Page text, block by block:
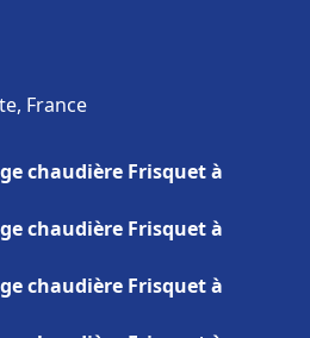
France
chaudière Frisquet à
chaudière Frisquet à
chaudière Frisquet à